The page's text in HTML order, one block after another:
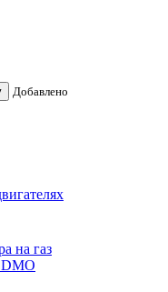
Добавлено
на газ